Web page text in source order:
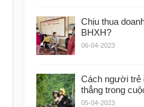
Chịu thua
BHXH?
06-04-2023
Cách người trẻ
thẳng trong
05-04-2023